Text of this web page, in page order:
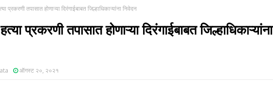
प्रकरणी तपासात होणाऱ्या दिरंगाईबाबत जिल्हाधिकाऱ्यांना निवेदन
प्रकरणी तपासात होणाऱ्या दिरंगाईबाबत जिल्हाधिकाऱ्यांना
ऑगस्ट २०, २०२१